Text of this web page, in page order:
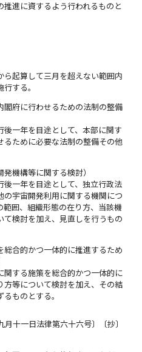
進に資するよう行われるものと
ら起算して三月を超えない範囲内
する。
閣府に行わせるための法制の整備
後一年を目途として、本部に関す
るために必要な法制の整備その他
発機構等に関する検討）
後一年を目途として、独立行政法
の宇宙開発利用に関する機関につ
範囲、組織形態の在り方、当該機
て検討を加え、見直しを行うもの
総合的かつ一体的に推進するため
関する施策を総合的かつ一体的に
方等について検討を加え、その結
ものとする。
十一日法律第六十六号〕〔抄〕